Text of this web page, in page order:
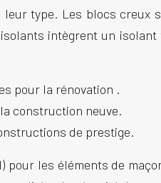
type. Les blocs
intègrent un
pour la rénovation .
construction neuve.
de prestige.
pour les éléments de